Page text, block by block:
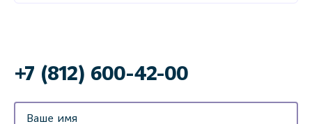
+7 (812) 600-42-00